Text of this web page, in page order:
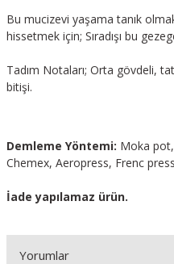
Bu mucizevi yaşama tanık
hissetmek için; Sıradışı bu
Tadım Notaları; Orta gövdeli,
bitişi.
Demleme Yöntemi: Moka
Chemex, Aeropress, Frenc
İade yapılamaz ürün.
Yorumlar